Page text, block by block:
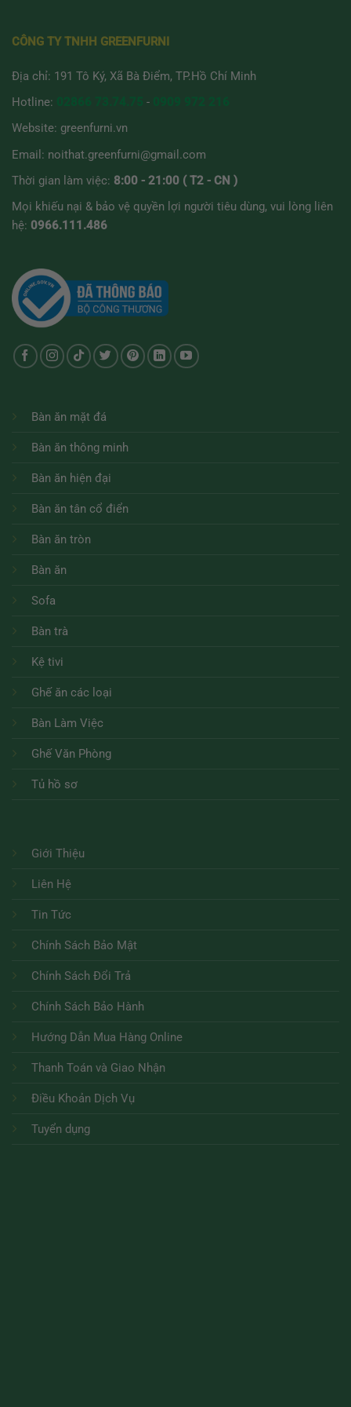
CÔNG TY TNHH GREENFURNI
Địa chỉ: 191 Tô Ký, Xã Bà Điểm, TP.Hồ Chí Minh
Hotline:
-
Website: greenfurni.vn
Email: noithat.greenfurni@gmail.com
Thời gian làm việc: 8:00 - 21:00 ( T2 - CN )
Mọi khiếu nại & bảo vệ quyền lợi người tiêu dùng, vui lòng liên
hệ: 0966.111.486
Bàn ăn mặt đá
Bàn ăn thông minh
Bàn ăn hiện đại
Bàn ăn tân cổ điển
Bàn ăn tròn
Bàn ăn
Sofa
Bàn trà
Kệ tivi
Ghế ăn các loại
Bàn Làm Việc
Ghế Văn Phòng
Tủ hồ sơ
Giới Thiệu
Liên Hệ
Tin Tức
Chính Sách Bảo Mật
Chính Sách Đổi Trả
Chính Sách Bảo Hành
Hướng Dẫn Mua Hàng Online
Thanh Toán và Giao Nhận
Điều Khoản Dịch Vụ
Tuyển dụng